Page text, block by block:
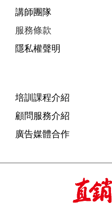
講師團隊
服務條款
隱私權聲明
培訓課程介紹
顧問服務介紹
廣告媒體合作